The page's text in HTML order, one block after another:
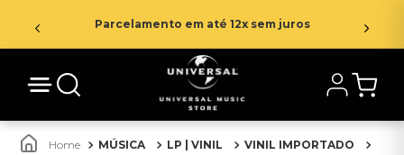
Parcelamento em até 12x sem juros
MÚSICA LP | VINIL
VINIL IMPORTADO